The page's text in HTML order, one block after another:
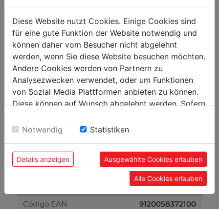
Peso
Peso neto kg
48
Peso bruto kg
58
Embalaje
Alto embalaje mm
Ancho embalaje mm
320
Largo embalaje mm
670
Código EAN
9120058372100
Diese Website nutzt Cookies. Einige Cookies sind
für eine gute Funktion der Website notwendig und
können daher vom Besucher nicht abgelehnt
werden, wenn Sie diese Website besuchen möchten.
Andere Cookies werden von Partnern zu
Analysezwecken verwendet, oder um Funktionen
von Sozial Media Plattformen anbieten zu können.
Diese können auf Wunsch abgelehnt werden. Sofern
Einwilligung zu unseren Cookies.
Notwendig Statistiken
Details anzeigen Ausgewählte Cookies erlauben
Alle Cookies erlauben